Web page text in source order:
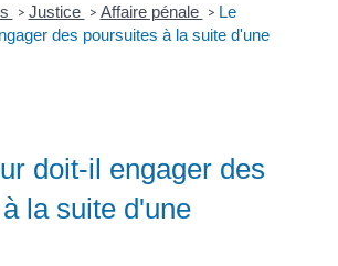
> Justice > Affaire pénale > Le
des poursuites à la suite d'une
doit-il engager des
la suite d'une